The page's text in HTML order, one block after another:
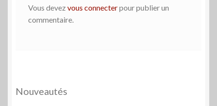
Vous devez vous connecterpour publier un
commentaire.
Nouveautés